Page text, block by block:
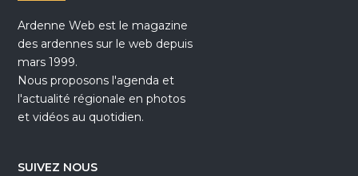
Ardenne Web est le magazine
des ardennes sur le web depuis
mars 1999.
Nous proposons l'agenda et
l'actualité régionale en photos
et vidéos au quotidien.
SUIVEZ NOUS